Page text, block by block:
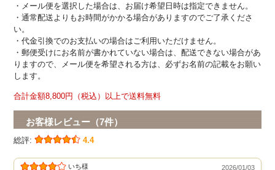
・メール便を選択した場合は、お届け希望日時は指定できません。
・通常配送よりもお時間がかかる場合がありますのでご了承くださ
い。
・代金引換でのお支払いの場合はご利用いただけません。
・郵便受けにお名前が書かれていない場合は、配送できない場合があ
りますので、メール便を希望される方は、必ずお名前の記載をお願い
します。
合計金額8,800円（税込）以上で送料無料
お客様レビュー（7件）
総評: 4.4
いち様 2026/01/03